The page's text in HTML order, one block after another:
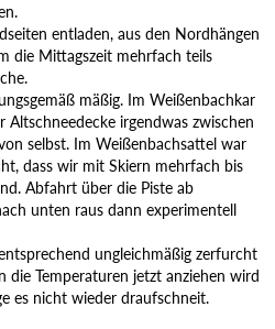
entladen, aus den Nordhängen
die Mittagszeit mehrfach teils
mäßig. Im Weißenbachkar
irgendwas zwischen
selbst. Im Weißenbachsattel war
dass wir mit Skiern mehrfach bis
Abfahrt über die Piste ab
unten raus dann experimentell
ungleichmäßig zerfurcht
die Temperaturen jetzt anziehen wird
es nicht wieder draufschneit.